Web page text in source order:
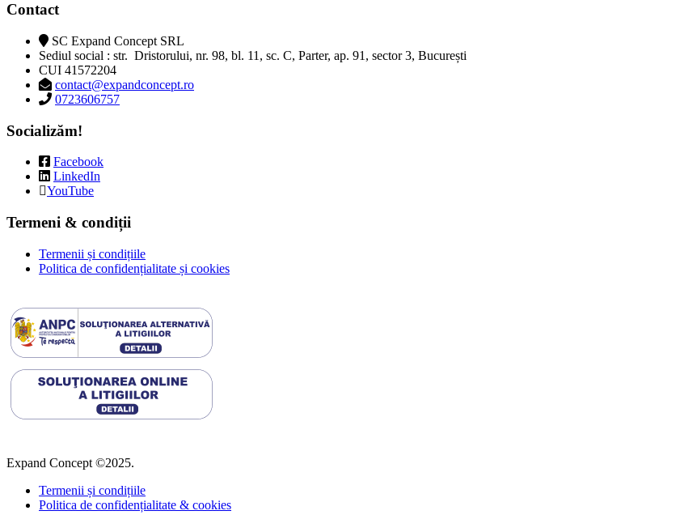
Contact
SC Expand Concept SRL
Sediul social : str. Dristorului, nr. 98, bl. 11, sc. C, Parter, ap. 91, sector 3, București
CUI 41572204
contact@expandconcept.ro
0723606757
Socializăm!
Facebook
LinkedIn
YouTube
Termeni & condiții
Termenii și condițiile
Politica de confidențialitate și cookies
Expand Concept ©2025.
Termenii și condițiile
Politica de confidențialitate & cookies